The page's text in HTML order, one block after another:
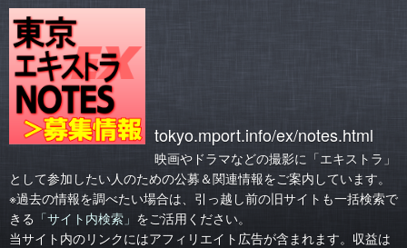
tokyo.mport.info/ex/notes.html
映画やドラマなどの撮影に「エキストラ」
として参加したい人のための公募＆関連情報をご案内しています。
※過去の情報を調べたい場合は、引っ越し前の旧サイトも一括検索で
きる 「サイト内検索」 をご活用ください。
当サイト内のリンクにはアフィリエイト広告が含まれます。収益は